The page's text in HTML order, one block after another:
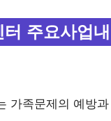
주요사업
가족문제의 예방